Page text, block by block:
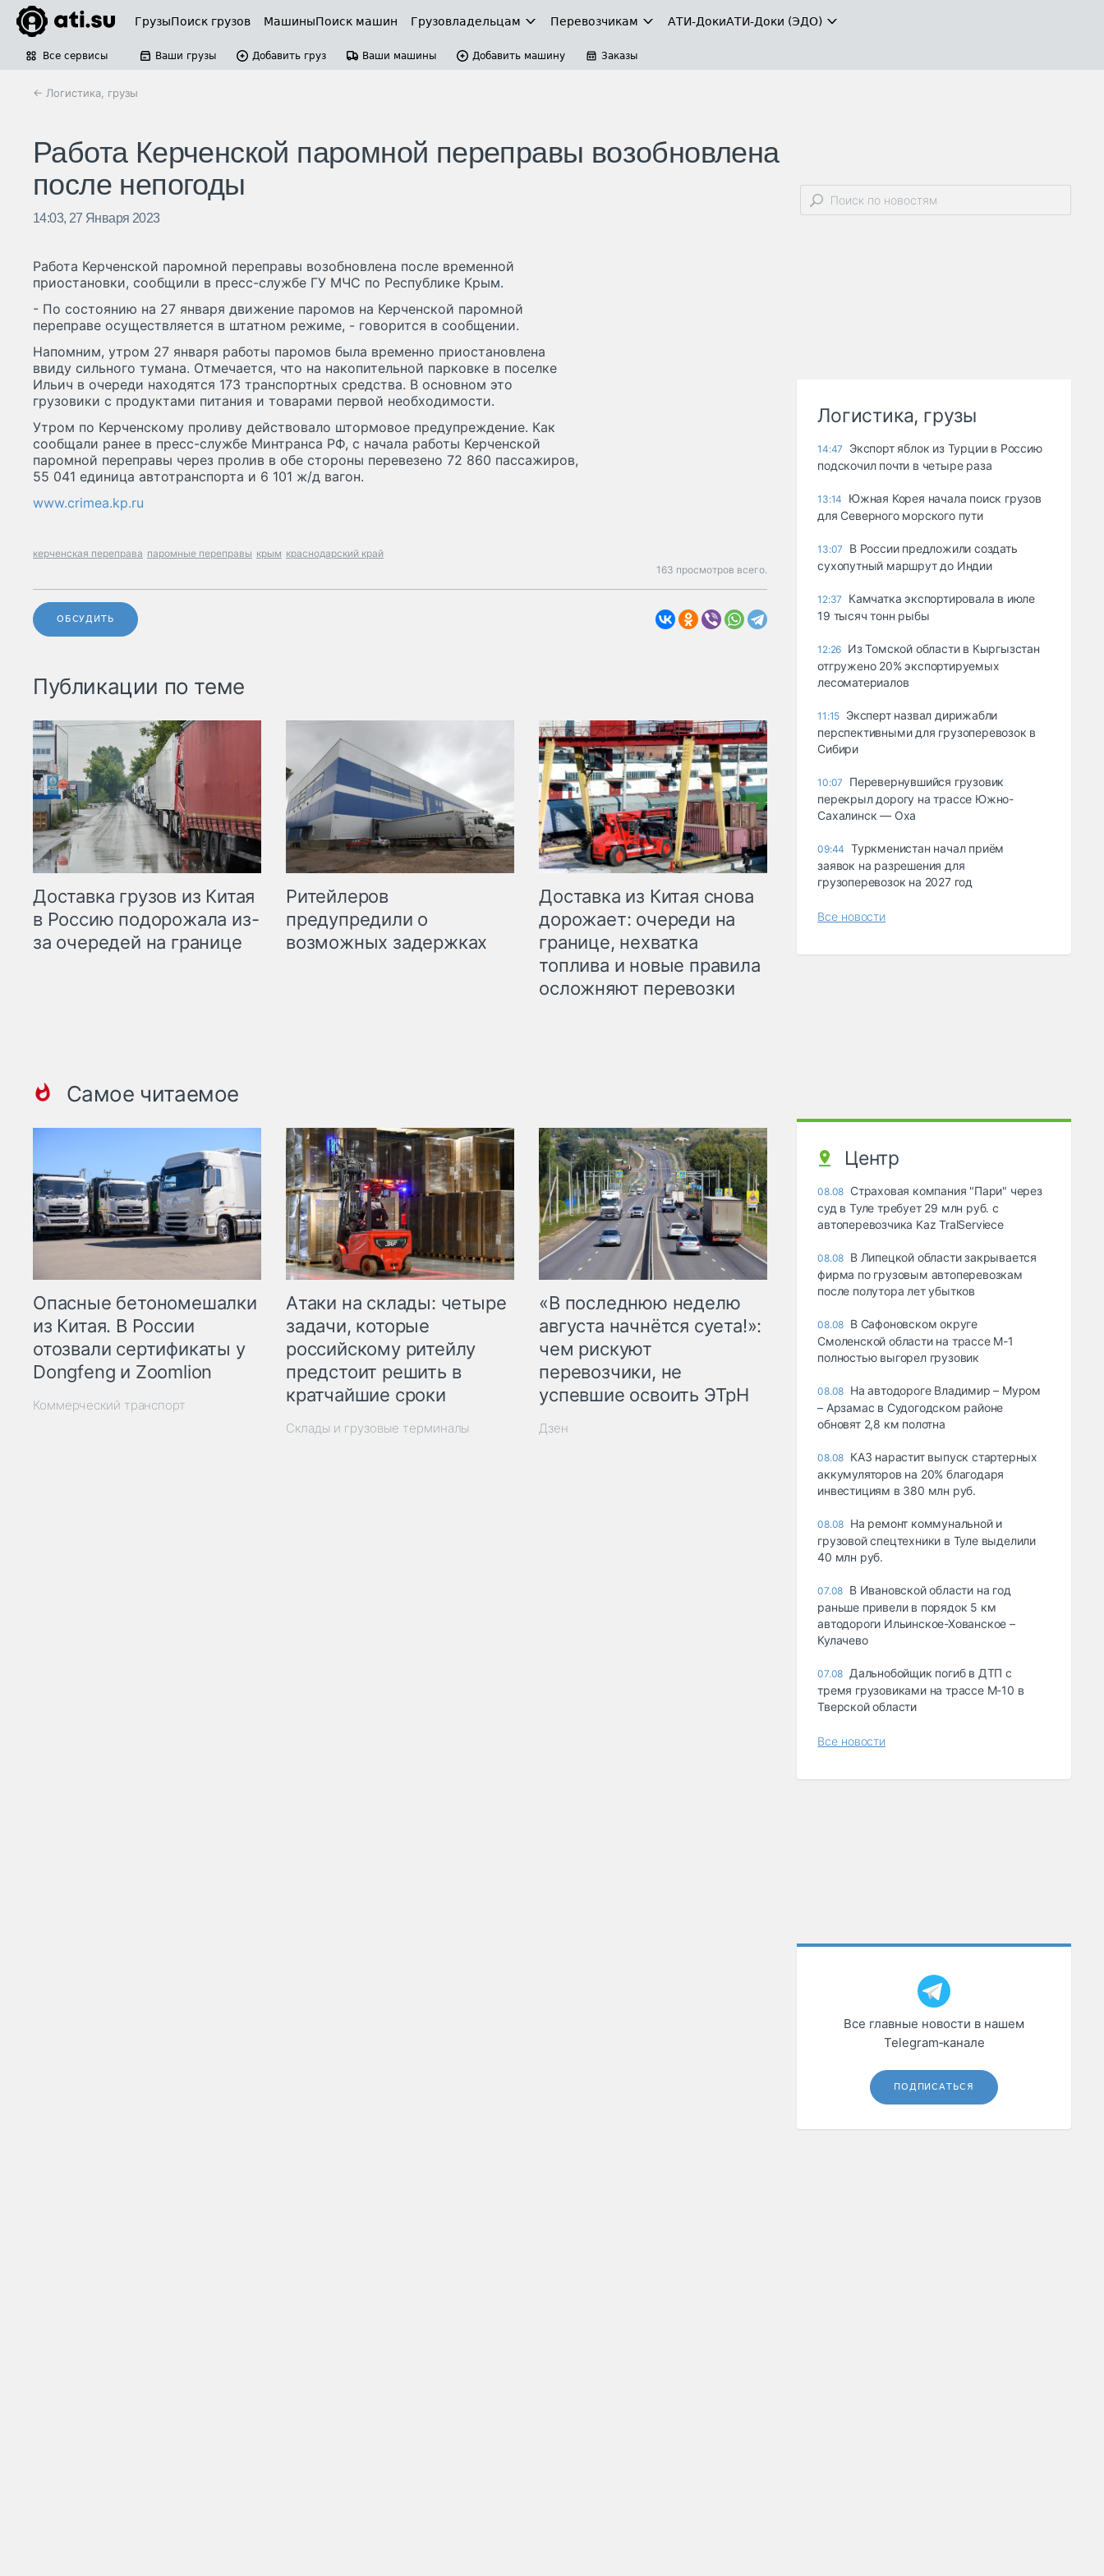
ГрузыПоиск грузов МашиныПоиск машин Грузовладельцам Перевозчикам АТИ-ДокиАТИ-Доки (ЭДО)
Все сервисы Ваши грузы Добавить груз Ваши машины Добавить машину Заказы
← Логистика, грузы
Работа Керченской паромной переправы возобновлена
после непогоды
14:03, 27 Января 2023
Работа Керченской паромной переправы возобновлена после временной
приостановки, сообщили в пресс-службе ГУ МЧС по Республике Крым.
- По состоянию на 27 января движение паромов на Керченской паромной
переправе осуществляется в штатном режиме, - говорится в сообщении.
Напомним, утром 27 января работы паромов была временно приостановлена
ввиду сильного тумана. Отмечается, что на накопительной парковке в поселке
Ильич в очереди находятся 173 транспортных средства. В основном это
грузовики с продуктами питания и товарами первой необходимости.
Утром по Керченскому проливу действовало штормовое предупреждение. Как
сообщали ранее в пресс-службе Минтранса РФ, с начала работы Керченской
паромной переправы через пролив в обе стороны перевезено 72 860 пассажиров,
55 041 единица автотранспорта и 6 101 ж/д вагон.
www.crimea.kp.ru
керченская переправа паромные переправы крым краснодарский край
163 просмотров всего.
ОБСУДИТЬ
Публикации по теме
Доставка грузов из Китая
в Россию подорожала из-
за очередей на границе
Ритейлеров
предупредили о
возможных задержках
Доставка из Китая снова
дорожает: очереди на
границе, нехватка
топлива и новые правила
осложняют перевозки
Самое читаемое
Опасные бетономешалки
из Китая. В России
отозвали сертификаты у
Dongfeng и Zoomlion
Коммерческий транспорт
Атаки на склады: четыре
задачи, которые
российскому ритейлу
предстоит решить в
кратчайшие сроки
Склады и грузовые терминалы
«В последнюю неделю
августа начнётся суета!»:
чем рискуют
перевозчики, не
успевшие освоить ЭТрН
Дзен
Логистика, грузы
14:47
Экспорт яблок из Турции в Россию
подскочил почти в четыре раза
13:14
Южная Корея начала поиск грузов
для Северного морского пути
13:07
В России предложили создать
сухопутный маршрут до Индии
12:37
Камчатка экспортировала в июле
19 тысяч тонн рыбы
12:26 Из Томской области в Кыргызстан
отгружено 20% экспортируемых
лесоматериалов
11:15 Эксперт назвал дирижабли
перспективными для грузоперевозок в
Сибири
10:07
Перевернувшийся грузовик
перекрыл дорогу на трассе Южно-
Сахалинск — Оха
09:44
Туркменистан начал приём
заявок на разрешения для
грузоперевозок на 2027 год
Все новости
Центр
08.08 Страховая компания "Пари" через
суд в Туле требует 29 млн руб. с
автоперевозчика Kaz TralServiece
08.08 В Липецкой области закрывается
фирма по грузовым автоперевозкам
после полутора лет убытков
08.08 В Сафоновском округе
Смоленской области на трассе М-1
полностью выгорел грузовик
08.08 На автодороге Владимир – Муром
– Арзамас в Судогодском районе
обновят 2,8 км полотна
08.08 КАЗ нарастит выпуск стартерных
аккумуляторов на 20% благодаря
инвестициям в 380 млн руб.
08.08 На ремонт коммунальной и
грузовой спецтехники в Туле выделили
40 млн руб.
07.08 В Ивановской области на год
раньше привели в порядок 5 км
автодороги Ильинское-Хованское –
Кулачево
07.08 Дальнобойщик погиб в ДТП с
тремя грузовиками на трассе М-10 в
Тверской области
Все новости
Все главные новости в нашем
Telegram‑канале
ПОДПИСАТЬСЯ